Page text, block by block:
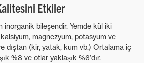
Etkiler
inorganik bileşendir. Yemde kül iki
magnezyum, potasyum ve
dıştan (kir, yatak, kum vb.) Ortalama iç
%8 ve otlar yaklaşık %6'dır.